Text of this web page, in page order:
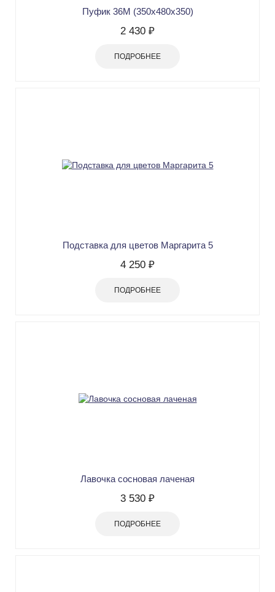
Пуфик 36М (350х480х350)
2 430 ₽
ПОДРОБНЕЕ
Подставка для цветов Маргарита 5
4 250 ₽
ПОДРОБНЕЕ
Лавочка сосновая лаченая
3 530 ₽
ПОДРОБНЕЕ